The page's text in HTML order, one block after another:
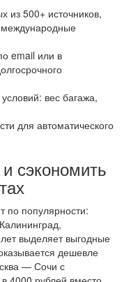
из 500+ источников,
email или в
вес багажа,
для автоматического
сэкономить
по популярности:
выделяет выгодные
дешевле
— Сочи с